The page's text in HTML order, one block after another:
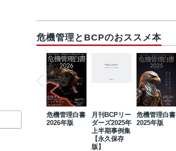
危機管理とBCPのおススメ本
危機管理白書
2026年版
月刊BCPリー
ダーズ2025年
上半期事例集
【永久保存
版】
危機管理白書
2025年版